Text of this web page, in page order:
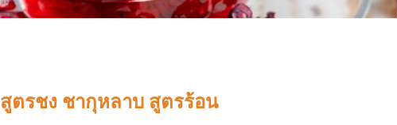
สูตรชง ชากุหลาบ สูตรร้อน